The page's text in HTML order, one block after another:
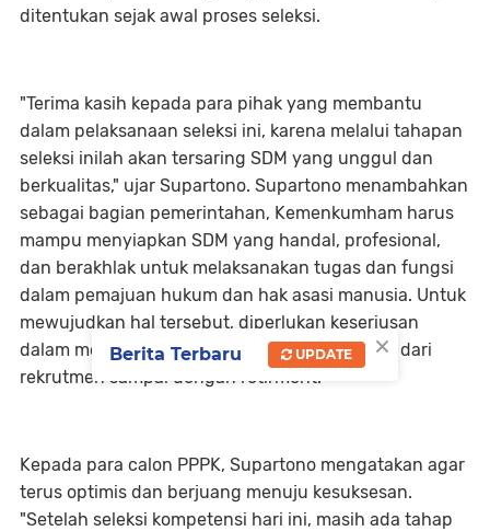
ditentukan sejak awal proses seleksi.
"Terima kasih kepada para pihak yang membantu
dalam pelaksanaan seleksi ini, karena melalui tahapan
seleksi inilah akan tersaring SDM yang unggul dan
berkualitas," ujar Supartono. Supartono menambahkan
sebagai bagian pemerintahan, Kemenkumham harus
mampu menyiapkan SDM yang handal, profesional,
dan berakhlak untuk melaksanakan tugas dan fungsi
dalam pemajuan hukum dan hak asasi manusia. Untuk
mewujudkan hal tersebut, diperlukan keseriusan
dalam menyiapkan dan mengelola SDM, mulai dari
rekrutmen sampai dengan retirment.
Kepada para calon PPPK, Supartono mengatakan agar
terus optimis dan berjuang menuju kesuksesan.
"Setelah seleksi kompetensi hari ini, masih ada tahap
×
Berita Terbaru UPDATE